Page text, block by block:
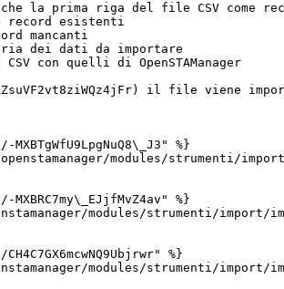
la prima riga del file CSV come
record esistenti
mancanti
dei dati da importare
con quelli di OpenSTAManager
il file viene
%}
modules/strumenti/
%}
modules/strumenti/import/
%}
modules/strumenti/import/